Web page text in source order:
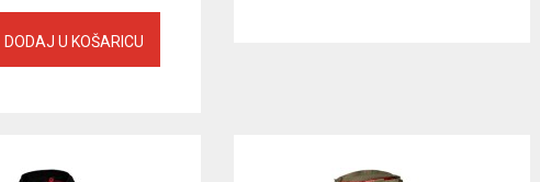
DODAJ U KOŠARICU